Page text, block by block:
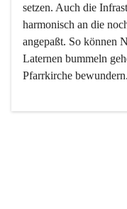
setzen. Auch die
harmonisch an die
angepaßt. So können
Laternen bummeln
Pfarrkirche bewundern.
Der Weinbau